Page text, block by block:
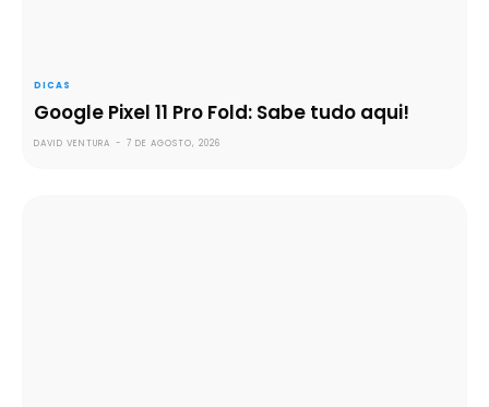
DICAS
Google Pixel 11 Pro Fold: Sabe tudo aqui!
DAVID VENTURA - 7 DE AGOSTO, 2026